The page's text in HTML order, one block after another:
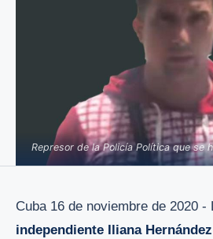
Represor de la Policía Política que se
Cuba 16 de noviembre de 2020 -
independiente Iliana Hernández